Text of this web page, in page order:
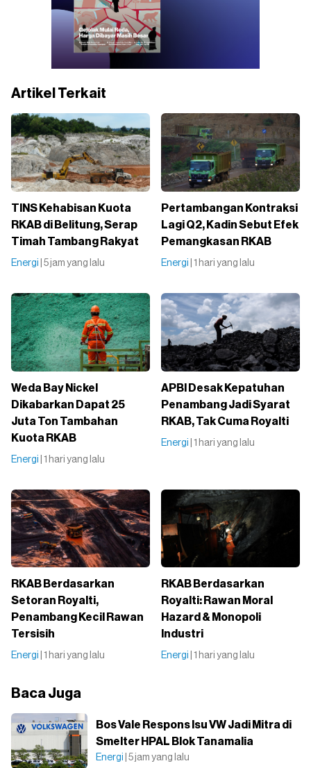
Artikel Terkait
TINS Kehabisan Kuota
RKAB di Belitung, Serap
Timah Tambang Rakyat
Energi | 5 jam yang lalu
Pertambangan Kontraksi
Lagi Q2, Kadin Sebut Efek
Pemangkasan RKAB
Energi | 1 hari yang lalu
Weda Bay Nickel
Dikabarkan Dapat 25
Juta Ton Tambahan
Kuota RKAB
Energi | 1 hari yang lalu
APBI Desak Kepatuhan
Penambang Jadi Syarat
RKAB, Tak Cuma Royalti
Energi | 1 hari yang lalu
RKAB Berdasarkan
Setoran Royalti,
Penambang Kecil Rawan
Tersisih
Energi | 1 hari yang lalu
RKAB Berdasarkan
Royalti: Rawan Moral
Hazard & Monopoli
Industri
Energi | 1 hari yang lalu
Baca Juga
Bos Vale Respons Isu VW Jadi Mitra di
Smelter HPAL Blok Tanamalia
Energi | 5 jam yang lalu